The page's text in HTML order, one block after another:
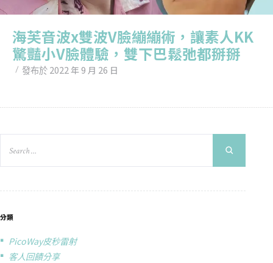
海芙音波x雙波V臉繃繃術，讓素人KK
驚豔小V臉體驗，雙下巴鬆弛都掰掰
發布於 2022 年 9 月 26 日
分類
PicoWay皮秒雷射
客人回饋分享